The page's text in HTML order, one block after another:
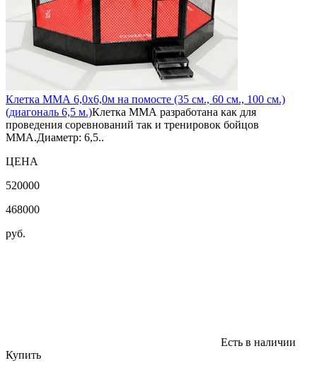
Клетка ММА 6,0х6,0м на помосте (35 см., 60 см., 100 см.)
(диагональ 6,5 м.)Клетка ММА разработана как для
проведения соревнований так и тренировок бойцов
ММА.Диаметр: 6,5..
ЦЕНА
520000
468000
руб.
Есть в наличии
Купить